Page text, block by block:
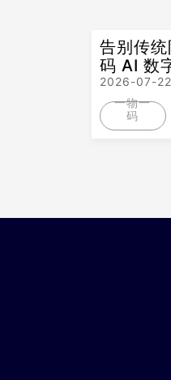
告别传
码 AI 数
2026-07-22
一物一
码